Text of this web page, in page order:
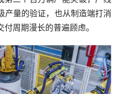
产量的验证，也从制造端打消
周期漫长的普遍顾虑。